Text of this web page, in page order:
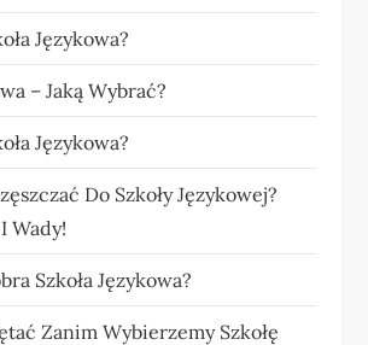
Językowa?
– Jaką Wybrać?
Językowa?
Do Szkoły Językowej?
Wady!
Szkoła Językowa?
Zanim Wybierzemy Szkołę